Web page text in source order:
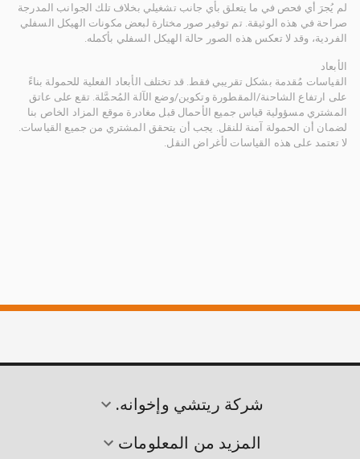
لم يُجرَ أي فحص في ما يتعلق بأي جانب تشغيلي بخلاف تلك الجوانب المدرجة
صراحة في هذه الوثيقة. تم توفير صور مختارة لبعض مكونات الهيكل السفلي
الفردية، وقد لا تعكس هذه الصور حالة الهيكل السفلي بأكمله.
الأبعاد
القياسات مُقدمة بشكل تقريبي فقط. قد تختلف الأبعاد الفعلية للحمولة بناءً
على ارتفاع الشاحنة/المقطورة وتكوين/وضع الآلة المُحمَّلة. تقع على عاتق
المشتري مسؤولية قياس جميع الأحمال قبل مغادرة موقع المزاد الخاص بنا
لضمان أن الحمولة آمنة للنقل. يجب أن يتحقق المشتري من جميع القياسات.
لا تعتمد على هذه القياسات لأغراض النقل.
شركة ريتشي وإخوانه.
المزيد من المعلومات